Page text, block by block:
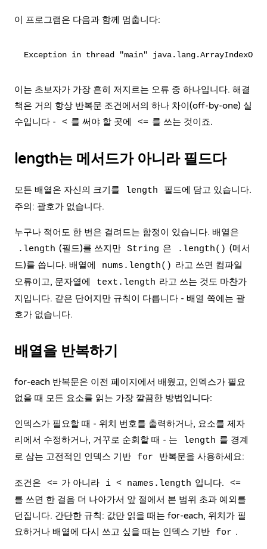
이 프로그램은 다음과 함께 멈춥니다:
이는 초보자가 가장 흔히 저지르는 오류 중 하나입니다. 해결
책은 거의 항상 반복문 조건에서의 하나 차이(off-by-one) 실
수입니다 -
< 를 써야 할 곳에 <= 를 쓰는 것이죠.
length는 메서드가 아니라 필드다
모든 배열은 자신의 크기를 length
필드에 담고 있습니다.
주의: 괄호가 없습니다.
누구나 적어도 한 번은 걸려드는 함정이 있습니다. 배열은
.length (필드)를 쓰지만 String 은 .length() (메서
드)를 씁니다. 배열에
nums.length() 라고 쓰면 컴파일
오류이고, 문자열에
text.length 라고 쓰는 것도 마찬가
지입니다. 같은 단어지만 규칙이 다릅니다 - 배열 쪽에는 괄
호가 없습니다.
배열을 반복하기
for-each 반복문은 이전 페이지에서 배웠고, 인덱스가 필요
없을 때 모든 요소를 읽는 가장 깔끔한 방법입니다:
인덱스가 필요할 때 - 위치 번호를 출력하거나, 요소를 제자
리에서 수정하거나, 거꾸로 순회할 때 - 는
length 를 경계
로 삼는 고전적인 인덱스 기반
for 반복문을 사용하세요:
조건은 <= 가 아니라 i < names.length 입니다. <=
를 쓰면 한 걸음 더 나아가서 앞 절에서 본 범위 초과 예외를
던집니다. 간단한 규칙: 값만 읽을 때는 for-each, 위치가 필
요하거나 배열에 다시 쓰고 싶을 때는 인덱스 기반
for .